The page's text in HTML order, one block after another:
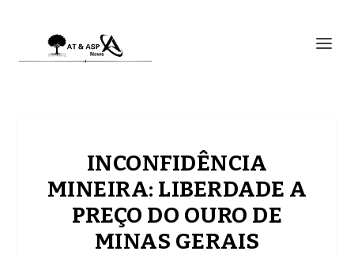
INCONFIDÊNCIA
MINEIRA: LIBERDADE A
PREÇO DO OURO DE
MINAS GERAIS